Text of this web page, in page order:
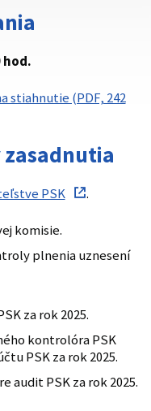
hod.
stiahnutie (PDF, 242
PSK .
komisie.
plnenia uznesení
za rok 2025.
kontrolóra PSK
PSK za rok 2025.
audit PSK za rok 2025.